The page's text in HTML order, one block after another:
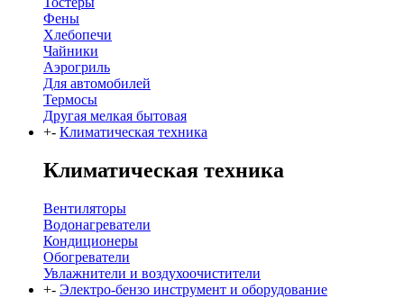
Фены
Хлебопечи
Чайники
Аэрогриль
Для автомобилей
Термосы
Другая мелкая бытовая
+- Климатическая техника
Климатическая техника
Вентиляторы
Водонагреватели
Кондиционеры
Обогреватели
Увлажнители и воздухоочистители
+- Электро-бензо инструмент и оборудование